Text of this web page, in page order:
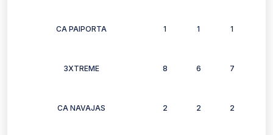
CA PAIPORTA 1 1 1
3XTREME 8 6 7
CA NAVAJAS 2 2 2